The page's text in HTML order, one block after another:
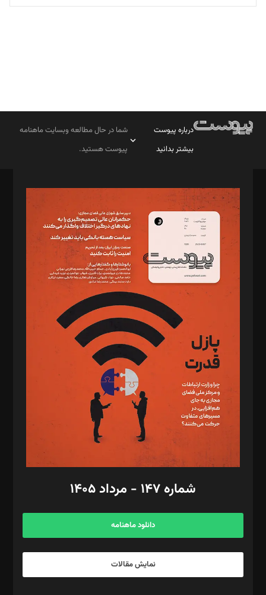
تحریریه
درباره پیوست
بیشتر بدانید
شما در حال مطالعه وبسایت ماهنامه
پیوست هستید.
مدیر مسئول: محمدباقر اثنی‌عشری
سردبیر: مهرک محمودی
دبیر تحریریه: میثم قاسمی
د‌بیر ناداستان: سمانه سمیع
د‌بیر خدمت و تجارت: ابوالفضل رجبی
د‌بیر حقوق فناوری: حسام‌الدین ایپکچی
د‌بیر پیوست جهان: مینا پاکدل
د‌بیر تحریریه آنلاین: بابک نقاش
تحریریه‌: مجتبی محمود‌ی، آرش برهمند، یسنا امان‌پور، سروش کرمیان،
مصطفی مسجدی آرانی، ابوالفضل رجبی، زهرا فکرانه، فائزه فتحی
رستمی،مصطفی باستان
ویرایش: نگار استاد‌‌آقا
طراح یونیفرم: مجید توکلی
فیلمبرداری و عکاسی: امیر شفیعی، مانی لطفی زاده
گرافیک و صفحه‌آرایی: سید‌سبحان‌علی ثابت
مد‌یر توسعه تجاری: کامبیز برید‌
امور مالی: شاپور رهبری، محمد‌ کاظمی‌نیا
آگهی و مشترکین: ۰۹۱۹۹۹۹۰۴۵۴
شماره ۱۴۷ - مرداد ۱۴۰۵
دانلود ماهنامه
نمایش مقالات